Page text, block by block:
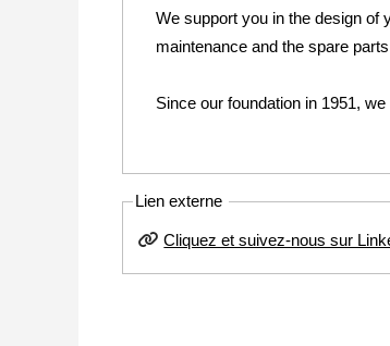
We support you in the design of
maintenance and the spare
Since our foundation in 1951,
Lien externe
Cliquez et suivez-nous sur